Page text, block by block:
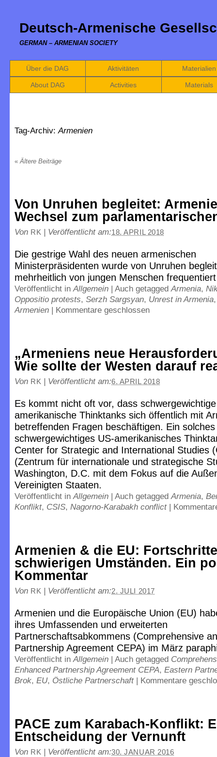
Deutsch-Armenische
GERMAN – ARMENIAN SOCIETY
Über die DAG Aktivitäten Materialien
About DAG Activities Materials
Tag-Archiv:Armenien
« Ältere Beiträge
Von Unruhen begleitet:
Wechsel zum
Von RK | Veröffentlicht am:18. APRIL 2018
Die gestrige Wahl des neuen armenischen
Ministerpräsidenten wurde von Unruhen
mehrheitlich von jungen Menschen
Veröffentlicht inAllgemein | Auch getaggedArmenia,
Oppositio protests, Serzh Sargsyan, Unrest in Armenia
Armenien | Kommentare geschlossen
„Armeniens neue
Wie sollte der Westen darauf
Von RK | Veröffentlicht am:6. APRIL 2018
Es kommt nicht oft vor, dass
amerikanische Thinktanks sich öffentlich mit
betreffenden Fragen beschäftigen. Ein solches
schwergewichtiges US-amerikanisches
Center for Strategic and International Studies
(Zentrum für internationale und strategische
Washington, D.C. mit dem Fokus auf die
Vereinigten Staaten.
Veröffentlicht inAllgemein | Auch getaggedArmenia,
Konflikt, CSIS, Nagorno-Karabakh conflict |
Armenien & die EU:
schwierigen Umständen. Ein
Kommentar
Von RK | Veröffentlicht am:2. JULI 2017
Armenien und die Europäische Union (EU)
ihres Umfassenden und erweiterten
Partnerschaftsabkommens (Comprehensive
Partnership Agreement CEPA) im März
Veröffentlicht inAllgemein | Auch getagged
Enhanced Partnership Agreement CEPA, Eastern
Brok, EU, Östliche Partnerschaft | Kommentare
PACE zum Karabach-Konflikt:
Entscheidung der Vernunft
Von RK | Veröffentlicht am:30. JANUAR 2016